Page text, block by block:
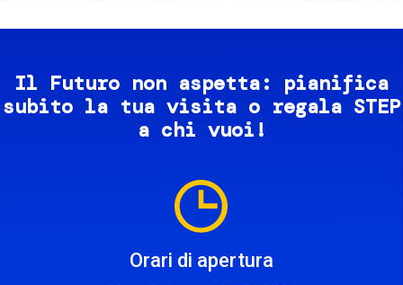
Il Futuro non aspetta: pianifica
subito la tua visita o regala STEP
a chi vuoi!
Orari di apertura